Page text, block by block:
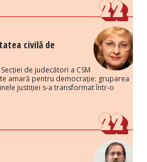
civilă de
de judecători a CSM
amară pentru democrație: gruparea
justiției s-a transformat într-o